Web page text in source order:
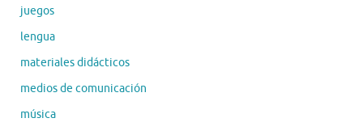
juegos
lengua
materiales didácticos
medios de comunicación
música